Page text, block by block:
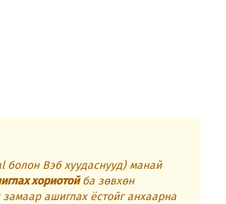
болон Вэб хуудаснууд) манай
хориотойба зөвхөн
ашиглах ёстойг анхаарна